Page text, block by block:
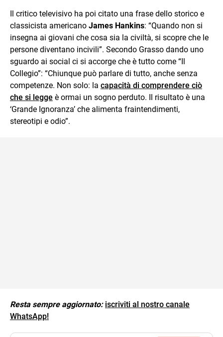
Il critico televisivo ha poi citato una frase dello storico e
classicista americano James Hankins: “Quando non si
insegna ai giovani che cosa sia la civiltà, si scopre che le
persone diventano incivili”. Secondo Grasso dando uno
sguardo ai social ci si accorge che è tutto come “Il
Collegio”: “Chiunque può parlare di tutto, anche senza
competenze. Non solo: la capacità di comprendere ciò
che si legge è ormai un sogno perduto. Il risultato è una
‘Grande Ignoranza’ che alimenta fraintendimenti,
stereotipi e odio”.
Resta sempre aggiornato: iscriviti al nostro canale
WhatsApp!